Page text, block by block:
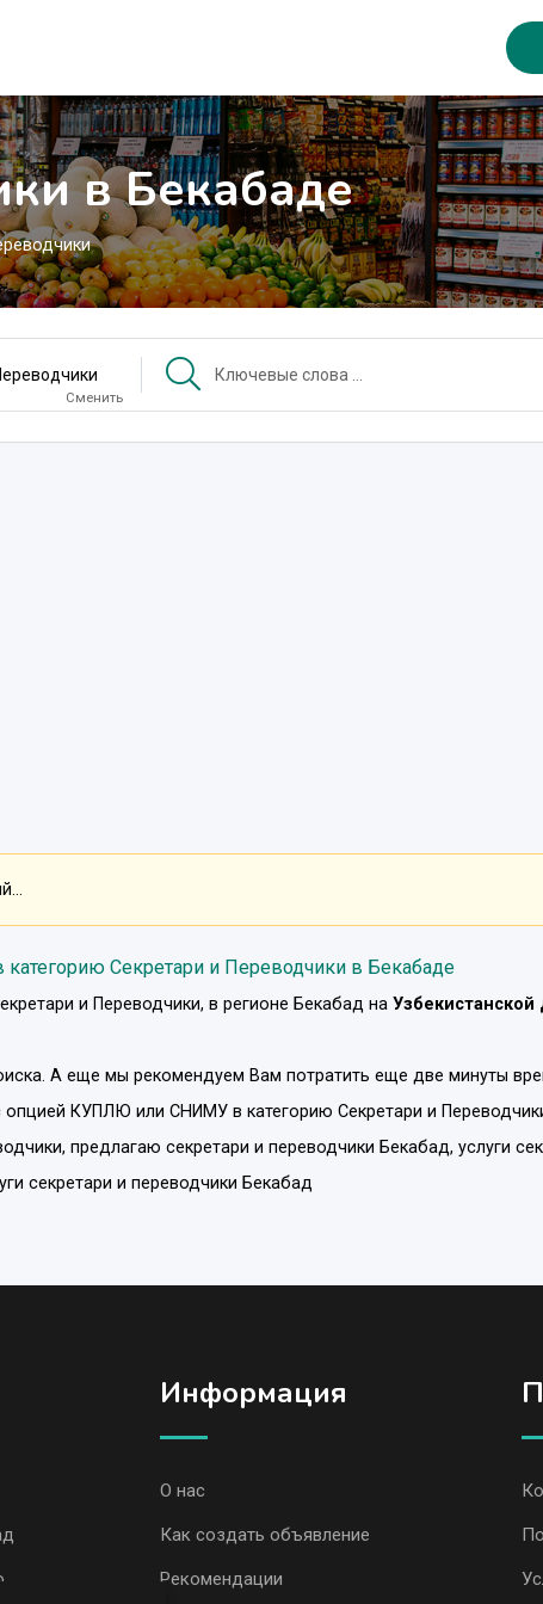
в Бекабаде
Сменить
категорию Секретари и Переводчики в Бекабаде
и Переводчики, в регионе Бекабад на
А еще мы рекомендуем Вам потратить еще две минуты
опцией КУПЛЮ или СНИМУ в категорию Секретари и
предлагаю секретари и переводчики Бекабад, услуги
секретари и переводчики Бекабад
Информация
О нас
Как создать объявление
Рекомендации